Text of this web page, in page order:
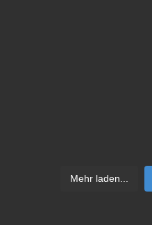
Mehr laden...